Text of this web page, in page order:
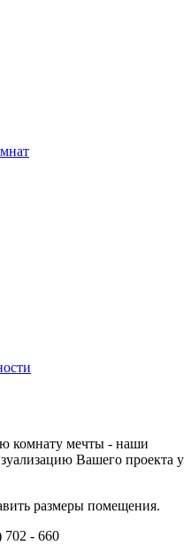
комнату мечты - наши
Вашего проекта у
размеры помещения.
702 - 660